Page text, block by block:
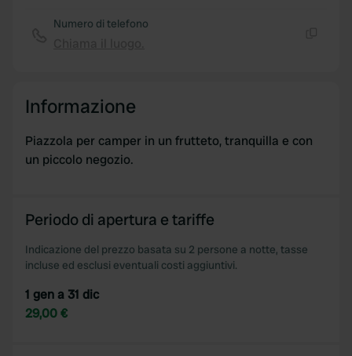
provide social media features and to analyse our traffic.
of their services.
Numero di telefono
Informazione
Piazzola per camper in un frutteto, tranquilla e con
un piccolo negozio.
Periodo di apertura e tariffe
Indicazione del prezzo basata su 2 persone a notte, tasse
incluse ed esclusi eventuali costi aggiuntivi.
1 gen a 31 dic
29,00 €